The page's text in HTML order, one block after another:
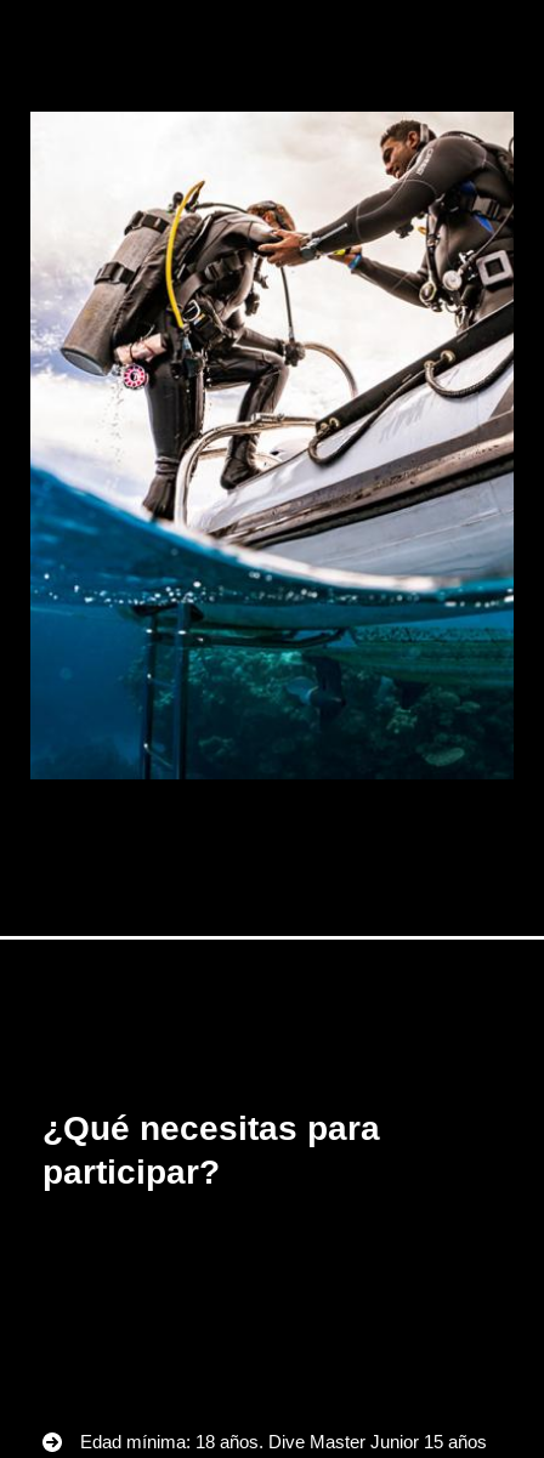
¿Qué necesitas para
participar?
Edad mínima: 18 años. Dive Master Junior 15 años